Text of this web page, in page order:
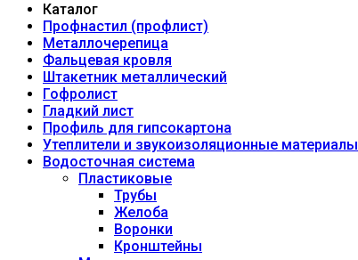
Каталог
Профнастил (профлист)
Металлочерепица
Фальцевая кровля
Штакетник металлический
Гофролист
Гладкий лист
Профиль для гипсокартона
Утеплители и звукоизоляционные материалы
Водосточная система
Пластиковые
Трубы
Желоба
Воронки
Кронштейны